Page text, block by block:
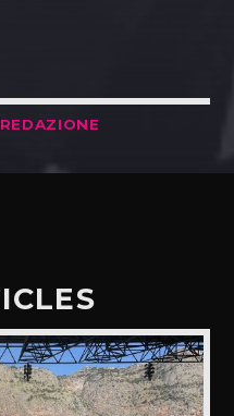
REDAZIONE